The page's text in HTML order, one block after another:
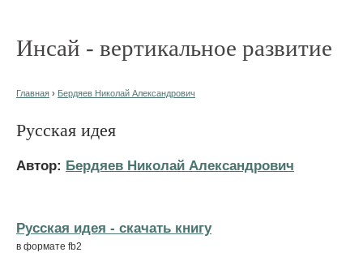
Инсай - вертикальное развитие
Главная › Бердяев Николай Александрович
Русская идея
Автор: Бердяев Николай Александрович
Русская идея - cкачать книгу
в формате fb2